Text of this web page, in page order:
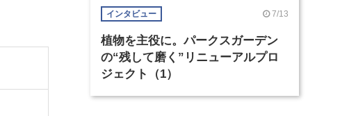
インタビュー 7/13
植物を主役に。パークスガーデン
の“残して磨く”リニューアルプロ
ジェクト（1）